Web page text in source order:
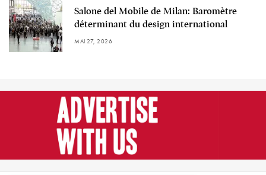
Salone del Mobile de Milan: Baromètre
déterminant du design international
MAI 27, 2026